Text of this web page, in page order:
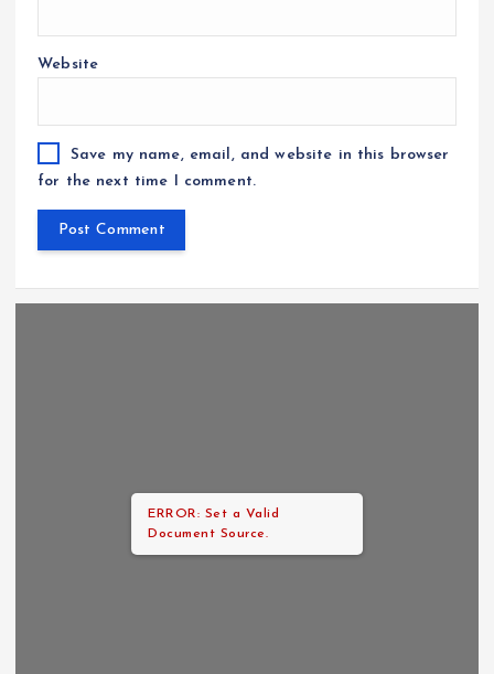
Website
Save my name, email, and website in this browser
for the next time I comment.
ERROR: Set a Valid
Document Source.